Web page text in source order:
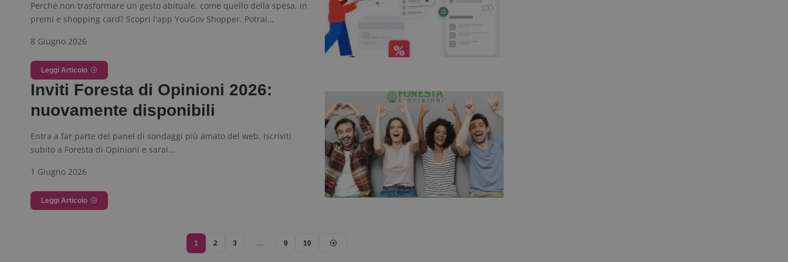
Perché non trasformare un gesto abituale, come quello della spesa, in
premi e shopping card? Scopri l'app YouGov Shopper. Potrai…
8 Giugno 2026
Leggi Articolo
Inviti Foresta di Opinioni 2026:
nuovamente disponibili
Entra a far parte del panel di sondaggi più amato del web. Iscriviti
subito a Foresta di Opinioni e sarai…
1 Giugno 2026
Leggi Articolo
1 2 3 … 9 10